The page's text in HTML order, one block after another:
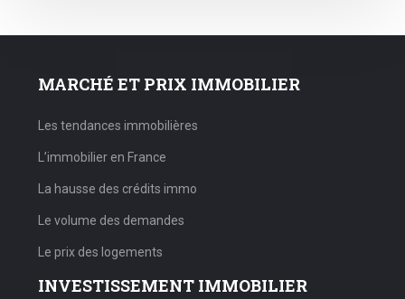
MARCHÉ ET PRIX IMMOBILIER
Les tendances immobilières
L’immobilier en France
La hausse des crédits immo
Le volume des demandes
Le prix des logements
INVESTISSEMENT IMMOBILIER